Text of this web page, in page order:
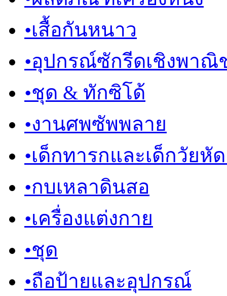
•เสื้อกันหนาว
•อุปกรณ์ซักรีดเชิงพาณิ
•ชุด & ทักซิโด้
•งานศพซัพพลาย
•เด็กทารกและเด็กวัยหั
•กบเหลาดินสอ
•เครื่องแต่งกาย
•ชุด
•ถือป้ายและอุปกรณ์